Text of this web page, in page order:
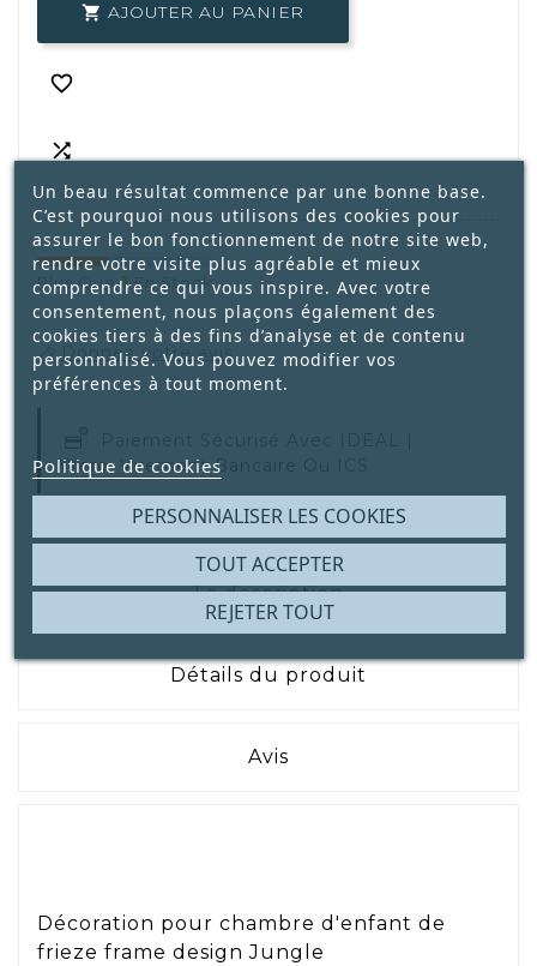
 AJOUTER AU PANIER


Plus Que1En Stock
Donnez votre avis
Wero, Virement Bancaire Ou ICS
La description
Détails du produit
Avis
Décoration pour chambre d'enfant de
frieze frame design Jungle
Un beau résultat commence par une bonne base.
C’est pourquoi nous utilisons des cookies pour
assurer le bon fonctionnement de notre site web,
rendre votre visite plus agréable et mieux
comprendre ce qui vous inspire. Avec votre
consentement, nous plaçons également des
cookies tiers à des fins d’analyse et de contenu
personnalisé. Vous pouvez modifier vos
préférences à tout moment.
Politique de cookies
PERSONNALISER LES COOKIES
REJETER TOUT
TOUT ACCEPTER